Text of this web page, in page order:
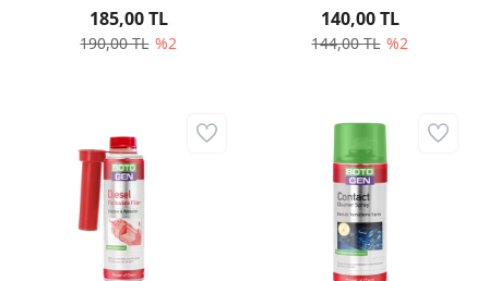
190,00 TL %2
185,00 TL
144,00 TL %2
140,00 TL